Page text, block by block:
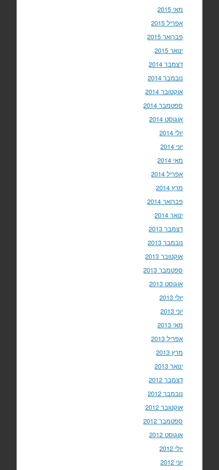
מאי 2015
אפריל 2015
פברואר 2015
ינואר 2015
דצמבר 2014
נובמבר 2014
אוקטובר 2014
ספטמבר 2014
אוגוסט 2014
יולי 2014
יוני 2014
מאי 2014
אפריל 2014
מרץ 2014
פברואר 2014
ינואר 2014
דצמבר 2013
נובמבר 2013
אוקטובר 2013
ספטמבר 2013
אוגוסט 2013
יולי 2013
יוני 2013
מאי 2013
אפריל 2013
מרץ 2013
ינואר 2013
דצמבר 2012
נובמבר 2012
אוקטובר 2012
ספטמבר 2012
אוגוסט 2012
יולי 2012
יוני 2012